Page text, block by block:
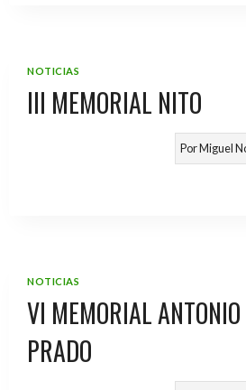
NOTICIAS
III MEMORIAL NITO
PorMiguel
NOTICIAS
VI MEMORIAL
PRADO